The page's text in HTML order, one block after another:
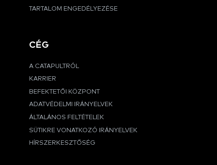
TARTALOM ENGEDÉLYEZÉSE
CÉG
A CATAPULTRÓL
KARRIER
BEFEKTETŐI KÖZPONT
ADATVÉDELMI IRÁNYELVEK
ÁLTALÁNOS FELTÉTELEK
SÜTIKRE VONATKOZÓ IRÁNYELVEK
HÍRSZERKESZTŐSÉG